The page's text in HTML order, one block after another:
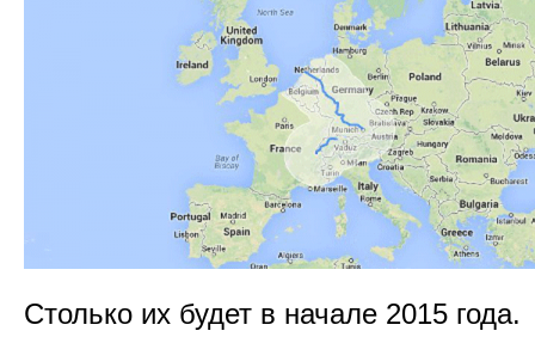
Столько их будет в начале 2015 года.